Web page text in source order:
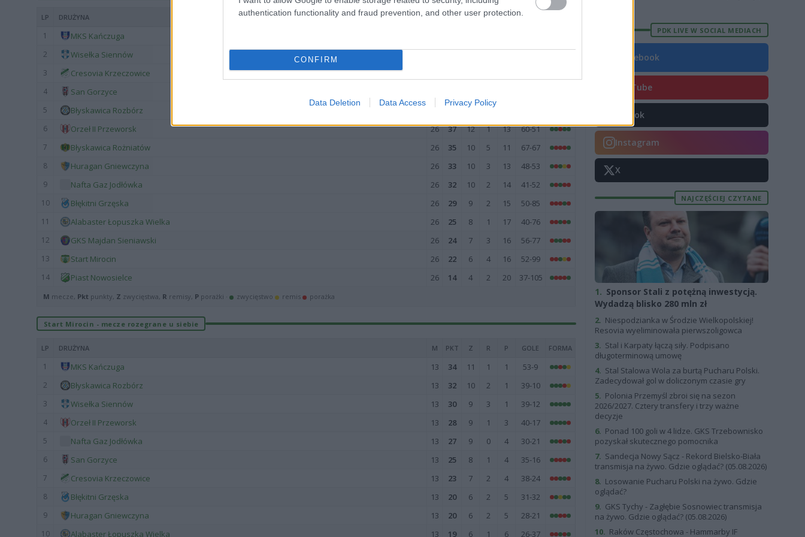
authentication functionality and fraud prevention, and other user protection.
CONFIRM
Data Deletion Data Access Privacy Policy
LP DRUŻYNA M PKT Z R P GOLE
1 MKS Kańczuga
2 Wisełka Siennów
3 Cresovia Krzeczowice
4 San Gorzyce
5 Błyskawica Rozbórz 26 14
6 Orzeł II Przeworsk 26 37 12 1 13 60-51
7 Błyskawica Rożniatów 26 35 10 5 11 67-67
8 Huragan Gniewczyna 26 33 10 3 13 48-53
9 Nafta Gaz Jodłówka 26 32 10 2 14 41-52
10 Błękitni Grzęska 26 29 9 2 15 50-85
11 Alabaster Łopuszka Wielka 26 25 8 1 17 40-76
12 GKS Majdan Sieniawski 26 24 7 3 16 56-77
13 Start Mirocin 26 22 6 4 16 52-99
14 Piast Nowosielce 26 14 4 2 20 37-105
M mecze, Pkt punkty, Z zwycięstwa, R remisy, P porażki · zwycięstwo remis porażka
Start Mirocin - mecze rozegrane u siebie
LP DRUŻYNA M PKT Z R P GOLE FORMA
1 MKS Kańczuga 13 34 11 1 1 53-9
2 Błyskawica Rozbórz 13 32 10 2 1 39-10
3 Wisełka Siennów 13 30 9 3 1 39-12
4 Orzeł II Przeworsk 13 28 9 1 3 40-17
5 Nafta Gaz Jodłówka 13 27 9 0 4 30-21
6 San Gorzyce 13 25 8 1 4 35-16
7 Cresovia Krzeczowice 13 23 7 2 4 38-24
8 Błękitni Grzęska 13 20 6 2 5 31-32
9 Huragan Gniewczyna 13 20 6 2 5 28-21
10 Alabaster Łopuszka Wielka 13 19 6 1 6 26-37
PDK LIVE W SOCIAL MEDIACH
Facebook
YouTube
TikTok
Instagram
X
NAJCZĘŚCIEJ CZYTANE
1. Sponsor Stali z potężną inwestycją.
Wydadzą blisko 280 mln zł
2. Niespodzianka w Środzie Wielkopolskiej!
Resovia wyeliminowała pierwszoligowca
3. Stal i Karpaty łączą siły. Podpisano
długoterminową umowę
4. Stal Stalowa Wola za burtą Pucharu Polski.
Zadecydował gol w doliczonym czasie gry
5. Polonia Przemyśl zbroi się na sezon
2026/2027. Cztery transfery i trzy ważne
decyzje
6. Ponad 100 goli w 4 lidze. GKS Trzebownisko
pozyskał skutecznego pomocnika
7. Sandecja Nowy Sącz - Rekord Bielsko-Biała
transmisja na żywo. Gdzie oglądać? (05.08.2026)
8. Losowanie Pucharu Polski na żywo. Gdzie
oglądać?
9. GKS Tychy - Zagłębie Sosnowiec transmisja
na żywo. Gdzie oglądać? (05.08.2026)
10. Raków Częstochowa - Hammarby IF